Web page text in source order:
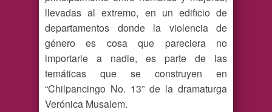
llevadas al extremo, en un edificio de
departamentos donde la violencia de
género es cosa que pareciera no
importarle a nadie, es parte de las
temáticas que se construyen en
“Chilpancingo No. 13” de la dramaturga
Verónica Musalem.